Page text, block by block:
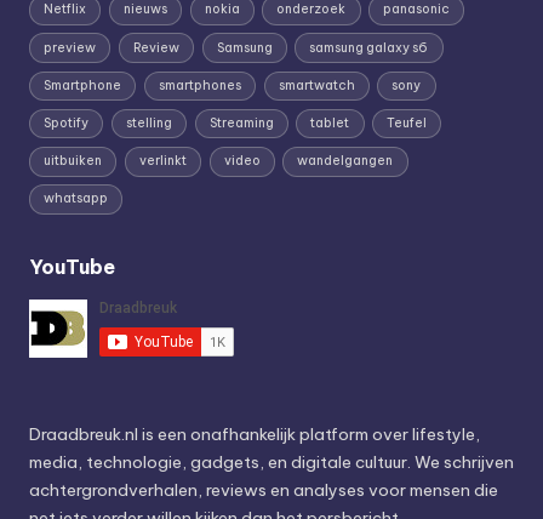
Netflix nieuws nokia onderzoek panasonic
preview Review Samsung samsung galaxy s6
Smartphone smartphones smartwatch sony
Spotify stelling Streaming tablet Teufel
uitbuiken verlinkt video wandelgangen
whatsapp
YouTube
Draadbreuk.nl is een onafhankelijk platform over lifestyle,
media, technologie, gadgets, en digitale cultuur. We schrijven
achtergrondverhalen, reviews en analyses voor mensen die